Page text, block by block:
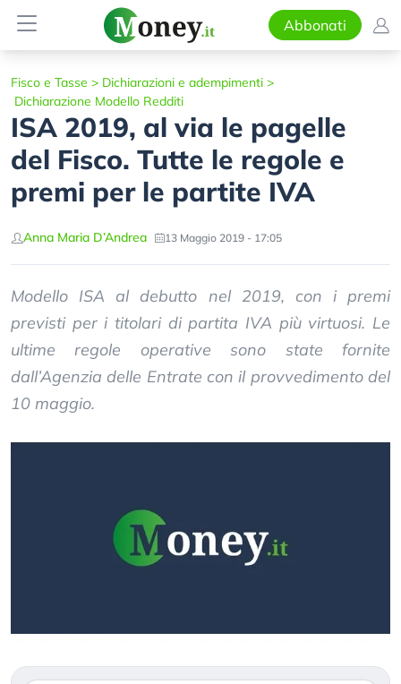
Abbonati
Fisco e Tasse > Dichiarazioni e adempimenti >
Dichiarazione Modello Redditi
ISA 2019, al via le pagelle
del Fisco. Tutte le regole e
premi per le partite IVA
Anna Maria D’Andrea 13 Maggio 2019 - 17:05
Modello ISA al debutto nel 2019, con i premi
previsti per i titolari di partita IVA più virtuosi. Le
ultime regole operative sono state fornite
dall’Agenzia delle Entrate con il provvedimento del
10 maggio.